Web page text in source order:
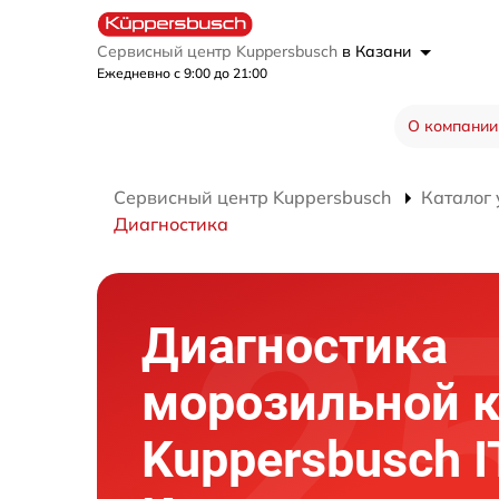
Сервисный центр Kuppersbusch в Казани
Ежедневно с 9:00 до 21:00
О компании
Сервисный центр Kuppersbusch
Каталог
Диагностика
Диагностика
морозильной
Kuppersbusch